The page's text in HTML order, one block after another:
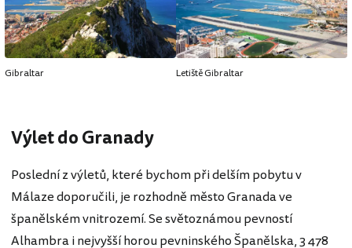
Gibraltar Letiště Gibraltar
Výlet do Granady
Poslední z výletů, které bychom při delším pobytu v
Málaze doporučili, je rozhodně město Granada ve
španělském vnitrozemí. Se světoznámou pevností
Alhambra i nejvyšší horou pevninského Španělska, 3 478